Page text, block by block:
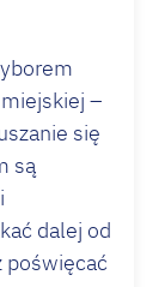
–
się
są
dalej od
poświęcać